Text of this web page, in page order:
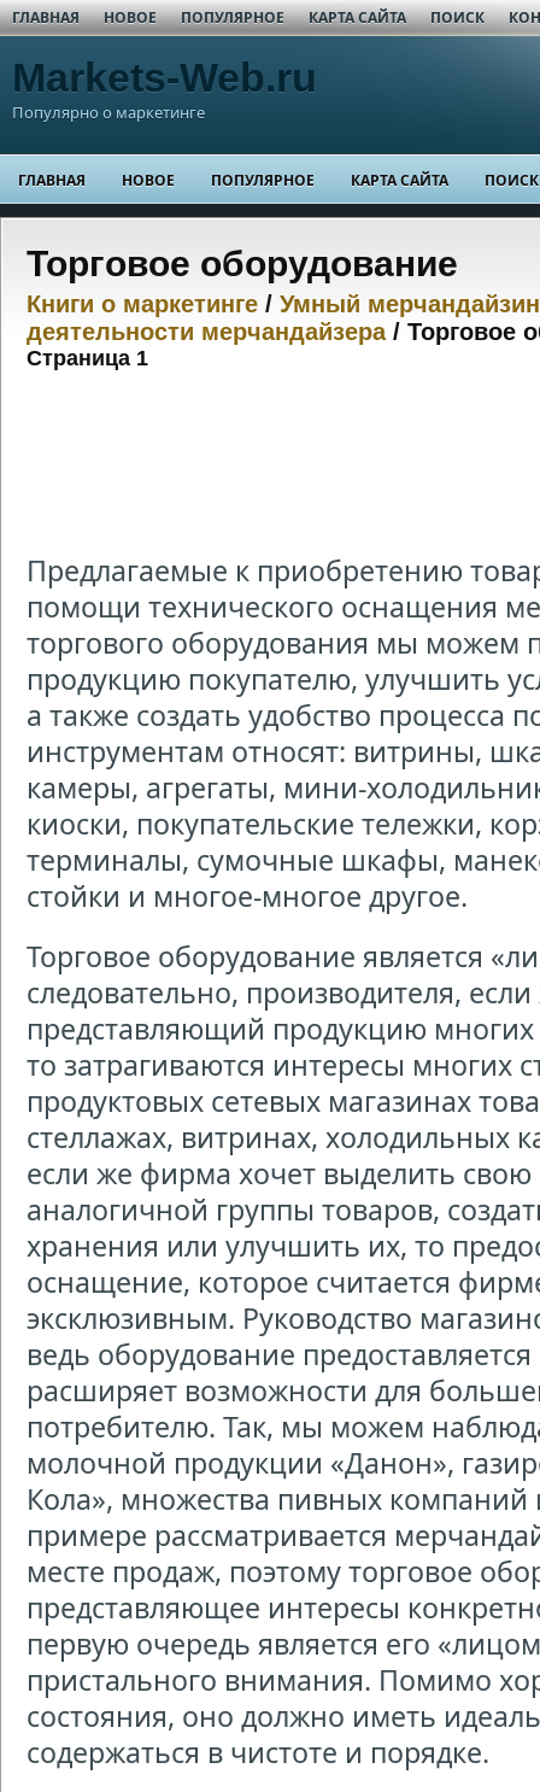
ГЛАВНАЯ НОВОЕ ПОПУЛЯРНОЕ КАРТА САЙТА ПОИСК
Markets-Web.ru
Популярно о маркетинге
ГЛАВНАЯ НОВОЕ ПОПУЛЯРНОЕ КАРТА САЙТА ПОИСК
Торговое оборудование
Книги о маркетинге / Умный
деятельности мерчандайзера/ Торговое
Страница 1
Предлагаемые к приобретению
помощи технического оснащения
торгового оборудования мы можем
продукцию покупателю, улучшить
а также создать удобство процесса
инструментам относят: витрины,
камеры, агрегаты, мини-
киоски, покупательские тележки,
терминалы, сумочные шкафы,
стойки и многое-многое другое.
Торговое оборудование является
следовательно, производителя,
представляющий продукцию
то затрагиваются интересы многих
продуктовых сетевых магазинах
стеллажах, витринах, холодильных
если же фирма хочет выделить
аналогичной группы товаров,
хранения или улучшить их, то
оснащение, которое считается
эксклюзивным. Руководство
ведь оборудование
расширяет возможности для
потребителю. Так, мы можем
молочной продукции «Данон»,
Кола», множества пивных компаний
примере рассматривается
месте продаж, поэтому торговое
представляющее интересы
первую очередь является его
пристального внимания. Помимо
состояния, оно должно иметь
содержаться в чистоте и порядке.